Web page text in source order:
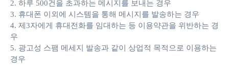
2. 하루 500건을 초과하는 메시지를 보내는 경우
3. 휴대폰 이외에 시스템을 통해 메시지를 발송하는 경우
4. 제3자에게 휴대전화를 임대하는 등 이용약관을 위반하는 경
우
5. 광고성 스팸 메세지 발송과 같이 상업적 목적으로 이용하는
경우